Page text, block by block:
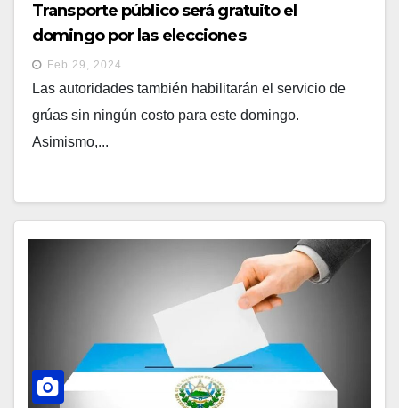
Transporte público será gratuito el
domingo por las elecciones
Feb 29, 2024
Las autoridades también habilitarán el servicio de
grúas sin ningún costo para este domingo.
Asimismo,...